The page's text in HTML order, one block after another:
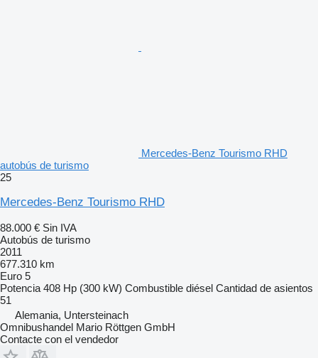
Mercedes-Benz Tourismo RHD
autobús de turismo
25
Mercedes-Benz Tourismo RHD
88.000 € Sin IVA
Autobús de turismo
2011
677.310 km
Euro 5
Potencia 408 Hp (300 kW) Combustible diésel Cantidad de asientos
51
Alemania, Untersteinach
Omnibushandel Mario Röttgen GmbH
Contacte con el vendedor